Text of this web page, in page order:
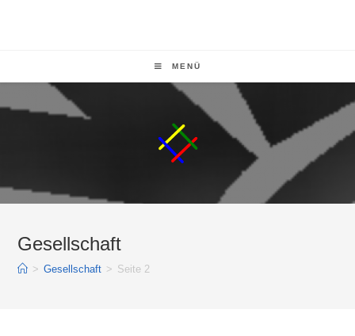
MENÜ
Gesellschaft
> Gesellschaft > Seite 2